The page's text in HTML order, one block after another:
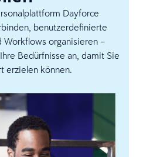
Dayforce
benutzerdefinierte
Workflows organisieren –
Bedürfnisse an, damit Sie
erzielen können.